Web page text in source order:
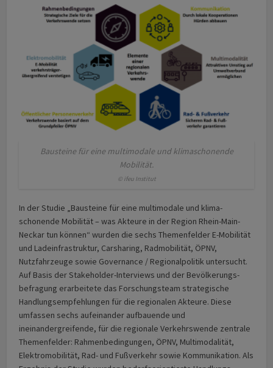
Bausteine für eine multimodale und klimaschonende
Mobilität.
© ifeu Institut
In der Studie „Bausteine für eine multimodale und klima­
schonende Mobilität – was Akteure in der Region Rhein-Main-
Neckar tun können“ wurden die sechs Themenfelder E-Mobilität
und Ladeinfrastruktur, Carsharing, Rad­mobi­lität, ÖPNV,
Nutzfahrzeuge sowie Governance / Regional­politik unter­sucht.
Auf Basis der Stakeholder-Inter­views und der Bevölkerungs­
befragung erarbeitete das Forschungs­team strategische
Handlungs­­empfehl­ungen für die regionalen Akteure. Diese
umfassen sechs aufeinander aufbauende und
ineinandergreifende, für die regionale Verkehrswende zentrale
Themenfelder: Rahmen­bedingungen, ÖPNV, Multimodalität,
Elektromobilität, Rad- und Fußverkehr sowie Kommunikation. Als